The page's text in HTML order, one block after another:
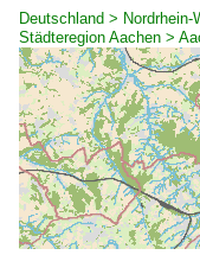
Deutschland >
Städteregion Aachen >